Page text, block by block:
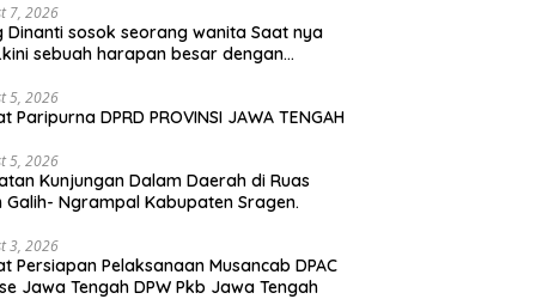
yang berkelanjutan. Dirgahayu
Pati ke-703. Salam sedulur Pati
Facebook
7, 2026
Dinanti sosok seorang wanita Saat nya
sebuah harapan besar dengan
lagu Untuk si buah hati yang
Musa & Princes.
5, 2026
Paripurna DPRD PROVINSI JAWA TENGAH
5, 2026
Kunjungan Dalam Daerah di Ruas
Galih- Ngrampal Kabupaten Sragen.
3, 2026
Persiapan Pelaksanaan Musancab DPAC
Jawa Tengah DPW Pkb Jawa Tengah